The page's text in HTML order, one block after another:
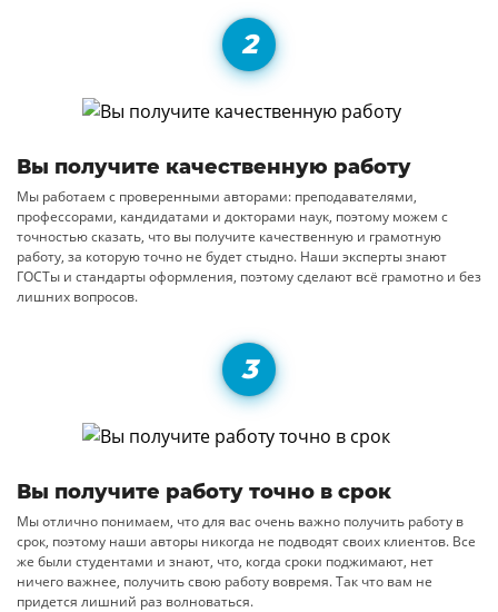
Вы получите качественную работу
Мы работаем с проверенными авторами: преподавателями,
профессорами, кандидатами и докторами наук, поэтому можем с
точностью сказать, что вы получите качественную и грамотную
работу, за которую точно не будет стыдно. Наши эксперты знают
ГОСТы и стандарты оформления, поэтому сделают всё грамотно и без
лишних вопросов.
Вы получите работу точно в срок
Мы отлично понимаем, что для вас очень важно получить работу в
срок, поэтому наши авторы никогда не подводят своих клиентов. Все
же были студентами и знают, что, когда сроки поджимают, нет
ничего важнее, получить свою работу вовремя. Так что вам не
придется лишний раз волноваться.